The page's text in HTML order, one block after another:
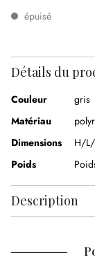
épuisé
Détails du
Couleur
gris
Matériau
Dimensions
H/
Poids
Description